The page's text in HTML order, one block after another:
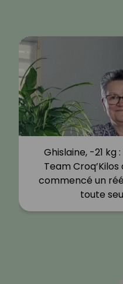
Ghislaine, -21 kg
Team Croq’Kilos
commencé un
toute